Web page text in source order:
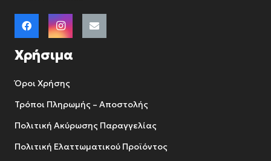
Χρήσιμα
Όροι Χρήσης
Τρόποι Πληρωμής – Αποστολής
Πολιτική Ακύρωσης Παραγγελίας
Πολιτική Ελαττωματικού Προϊόντος